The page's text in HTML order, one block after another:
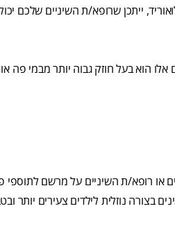
ייתכן שרופא/ת השיניים שלכם
הוא בעל חוזק גבוה יותר מבמי פה
רופא/ת השיניים על מרשם לתוספי
מופלרים. הם זמינים בצורה נוזלית לילדים צעירים